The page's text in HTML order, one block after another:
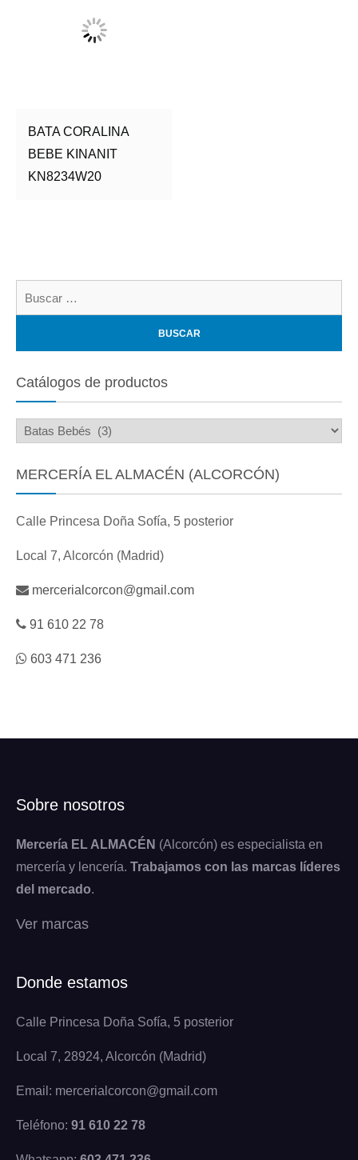
BATA CORALINA
BEBE KINANIT
KN8234W20
Catálogos de productos
MERCERÍA EL ALMACÉN (ALCORCÓN)
Calle Princesa Doña Sofía, 5 posterior
Local 7, Alcorcón (Madrid)
mercerialcorcon@gmail.com
91 610 22 78
603 471 236
Sobre nosotros
Mercería EL ALMACÉN (Alcorcón) es especialista en
mercería y lencería. Trabajamos con las marcas líderes
del mercado.
Ver marcas
Donde estamos
Calle Princesa Doña Sofía, 5 posterior
Local 7, 28924, Alcorcón (Madrid)
Email: mercerialcorcon@gmail.com
Teléfono: 91 610 22 78